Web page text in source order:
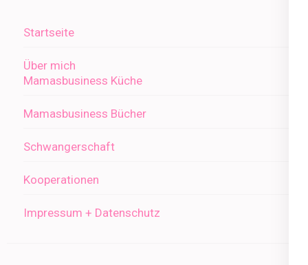
Startseite
Über mich
Mamasbusiness Küche
Mamasbusiness Bücher
Schwangerschaft
Kooperationen
Impressum + Datenschutz